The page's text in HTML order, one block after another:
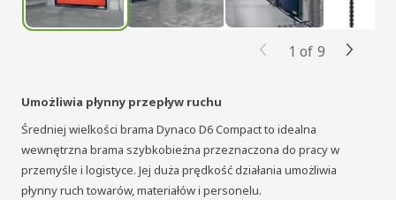
Umożliwia płynny przepływ ruchu
Średniej wielkości brama Dynaco D6 Compact to idealna
wewnętrzna brama szybkobieżna przeznaczona do pracy w
przemyśle i logistyce. Jej duża prędkość działania umożliwia
płynny ruch towarów, materiałów i personelu.
1 of 9